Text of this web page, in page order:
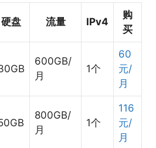
硬盘 流量 IPv4
购
买
600GB/
月
1个
60
元/
月
800GB/
月
1个
116
元/
月